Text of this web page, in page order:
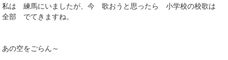
私は 練馬にいましたが、今 歌おうと思ったら 小学校の校歌は
全部 でてきますね。
あの空をごらん～